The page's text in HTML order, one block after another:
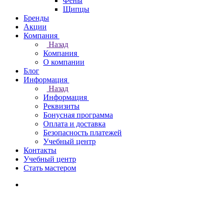
Щипцы
Бренды
Акции
Компания
Назад
Компания
О компании
Блог
Информация
Назад
Информация
Реквизиты
Бонусная программа
Оплата и доставка
Безопасность платежей
Учебный центр
Контакты
Учебный центр
Стать мастером